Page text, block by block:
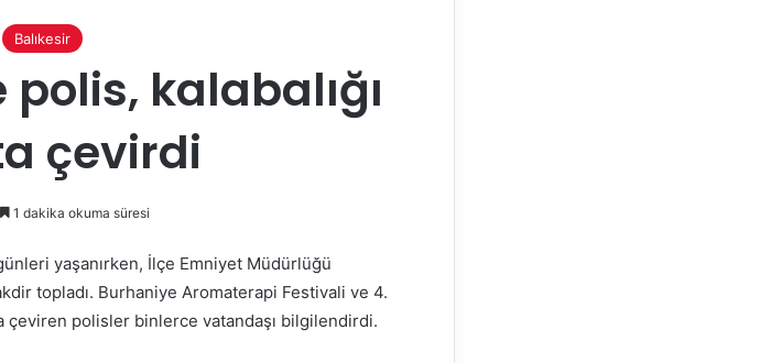
Balıkesir
kalabalığı
çevirdi
1 dakika okuma süresi
yaşanırken, İlçe Emniyet Müdürlüğü
topladı. Burhaniye Aromaterapi Festivali ve 4.
çeviren polisler binlerce vatandaşı bilgilendirdi.